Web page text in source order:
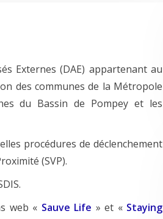
Externes (DAE) appartenant au
des communes de la Métropole
du Bassin de Pompey et les
procédures de déclenchement
(SVP).
web « Sauve Life » et « Staying